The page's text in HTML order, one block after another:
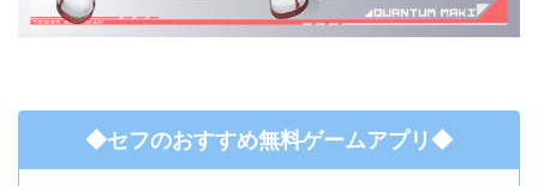
◆セフのおすすめ無料ゲームアプリ◆